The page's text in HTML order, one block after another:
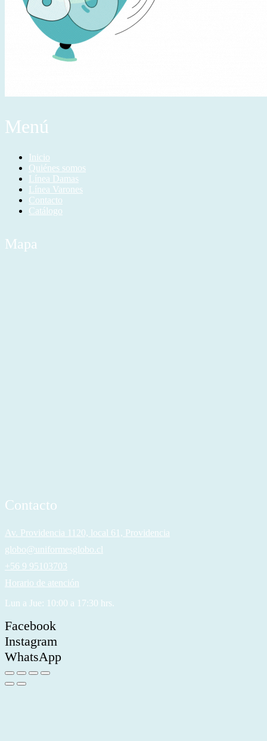
Menú
Inicio
Quiénes somos
Línea Damas
Línea Varones
Contacto
Catálogo
Mapa
Contacto
Av. Providencia 1120, local 61, Providencia
globo@uniformesglobo.cl
+56 9 95103703
Horario de atención
Lun a Jue: 10:00 a 17:30 hrs.
Facebook
Instagram
WhatsApp